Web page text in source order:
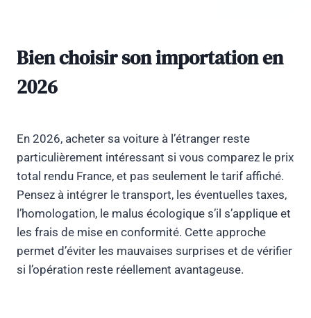
Bien choisir son importation en
2026
En 2026, acheter sa voiture à l’étranger reste
particulièrement intéressant si vous comparez le prix
total rendu France, et pas seulement le tarif affiché.
Pensez à intégrer le transport, les éventuelles taxes,
l’homologation, le malus écologique s’il s’applique et
les frais de mise en conformité. Cette approche
permet d’éviter les mauvaises surprises et de vérifier
si l’opération reste réellement avantageuse.